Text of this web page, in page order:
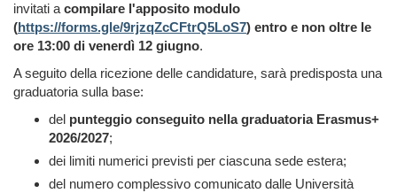
invitati acompilare l'apposito modulo
(https://forms.gle/9rjzqZcCFtrQ5LoS7) entro e non oltre le
ore 13:00 di venerdì 12 giugno.
A seguito della ricezione delle candidature, sarà predisposta una
graduatoria sulla base:
del punteggio conseguito nella graduatoria Erasmus+
2026/2027;
dei limiti numerici previsti per ciascuna sede estera;
del numero complessivo comunicato dalle Università